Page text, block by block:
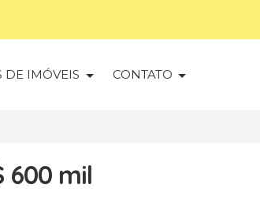
DE IMÓVEIS CONTATO
600 mil